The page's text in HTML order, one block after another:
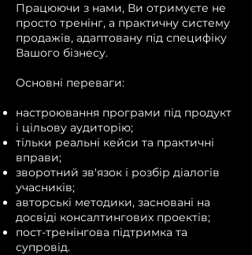
Працюючи з нами, Ви отримуєте не
просто тренінг, а практичну систему
продажів, адаптовану під специфіку
Вашого бізнесу.
Основні переваги:
настроювання програми під продукт
і цільову аудиторію;
тільки реальні кейси та практичні
вправи;
зворотний зв'язок і розбір діалогів
учасників;
авторські методики, засновані на
досвіді консалтингових проектів;
пост-тренінгова підтримка та
супровід.